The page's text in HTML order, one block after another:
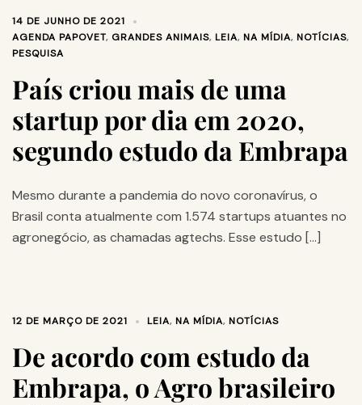
14 DE JUNHO DE 2021
AGENDA PAPOVET, GRANDES ANIMAIS, LEIA, NA MÍDIA, NOTÍCIAS,
PESQUISA
País criou mais de uma
startup por dia em 2020,
segundo estudo da Embrapa
Mesmo durante a pandemia do novo coronavírus, o
Brasil conta atualmente com 1.574 startups atuantes no
agronegócio, as chamadas agtechs. Esse estudo […]
12 DE MARÇO DE 2021 LEIA, NA MÍDIA, NOTÍCIAS
De acordo com estudo da
Embrapa, o Agro brasileiro